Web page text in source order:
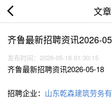
文
齐鲁最新招聘资讯2026-
发布时间：2026-05-18 01:30:15
齐鲁最新招聘资讯2026-05-18
招聘企业： 山东乾森建筑劳务